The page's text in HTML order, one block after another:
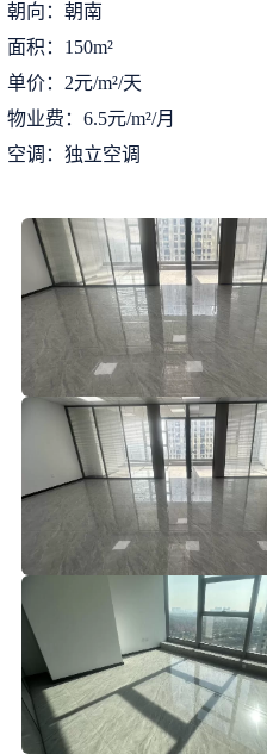
朝向：朝南
面积：150m²
单价：2元/m²/天
物业费：6.5元/m²/月
空调：独立空调